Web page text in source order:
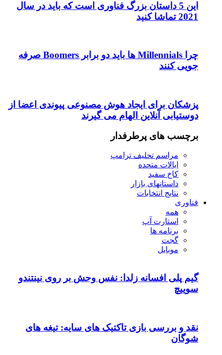
این 5 داستان بزرگ فناوری است که باید در سال
2021 تماشا کنید
چرا Millennials ها باید دو برابر Boomers صرفه
جویی کنند
پزشکان برای ایجاد هوش مصنوعی پیوندی اعضا از
دوستیابی آنلاین الهام می گیرند
برچسب های پرطرفدار
مراسم تحلیف ترامپ
ایالات متحده
کاخ سفید
داستانهای بازار
نتایج انتخابات
فناوری
همه
استارت آپ
برنامه ها
گجت
موبایل
گیم پلی افسانه زلدا: نفس وحش بر روی نینتندو
سوییچ
نقد و بررسی بازی تاکتیک های سایه: تیغه های
شوگان